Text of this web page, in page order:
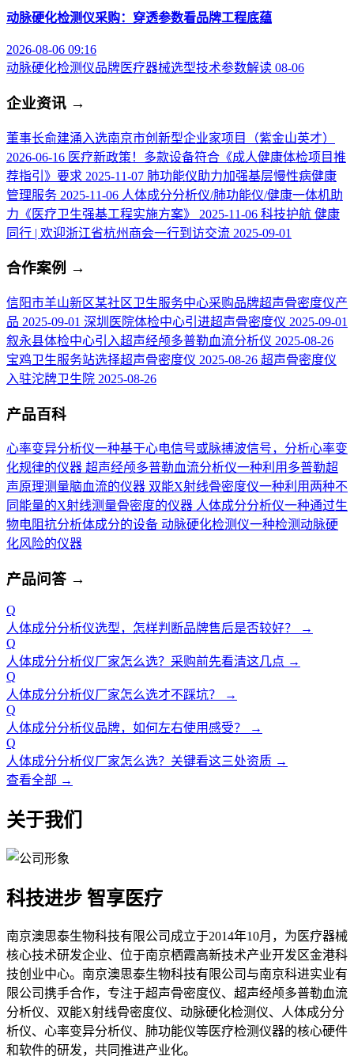
动脉硬化检测仪采购：穿透参数看品牌工程底蕴
2026-08-06 09:16
动脉硬化检测仪品牌医疗器械选型技术参数解读 08-06
企业资讯 →
董事长俞建涌入选南京市创新型企业家项目（紫金山英才）
2026-06-16 医疗新政策！多款设备符合《成人健康体检项目推
荐指引》要求 2025-11-07 肺功能仪助力加强基层慢性病健康
管理服务 2025-11-06 人体成分分析仪/肺功能仪/健康一体机助
力《医疗卫生强基工程实施方案》
2025-11-06 科技护航 健康
同行 | 欢迎浙江省杭州商会一行到访交流 2025-09-01
合作案例 →
信阳市羊山新区某社区卫生服务中心采购品牌超声骨密度仪产
品 2025-09-01 深圳医院体检中心引进超声骨密度仪 2025-09-01
叙永县体检中心引入超声经颅多普勒血流分析仪 2025-08-26
宝鸡卫生服务站选择超声骨密度仪 2025-08-26 超声骨密度仪
入驻沱牌卫生院 2025-08-26
产品百科
心率变异分析仪一种基于心电信号或脉搏波信号，分析心率变
化规律的仪器 超声经颅多普勒血流分析仪一种利用多普勒超
声原理测量脑血流的仪器 双能X射线骨密度仪一种利用两种不
同能量的X射线测量骨密度的仪器 人体成分分析仪一种通过生
物电阻抗分析体成分的设备 动脉硬化检测仪一种检测动脉硬
化风险的仪器
产品问答 →
Q
人体成分分析仪选型，怎样判断品牌售后是否较好？
→
Q
人体成分分析仪厂家怎么选？采购前先看清这几点 →
Q
人体成分分析仪厂家怎么选才不踩坑？
→
Q
人体成分分析仪品牌，如何左右使用感受？
→
Q
人体成分分析仪厂家怎么选？关键看这三处资质 →
查看全部 →
关于我们
科技进步 智享医疗
南京澳思泰生物科技有限公司成立于2014年10月，为医疗器械
核心技术研发企业、位于南京栖霞高新技术产业开发区金港科
技创业中心。南京澳思泰生物科技有限公司与南京科进实业有
限公司携手合作，专注于超声骨密度仪、超声经颅多普勒血流
分析仪、双能X射线骨密度仪、动脉硬化检测仪、人体成分分
析仪、心率变异分析仪、肺功能仪等医疗检测仪器的核心硬件
和软件的研发，共同推进产业化。